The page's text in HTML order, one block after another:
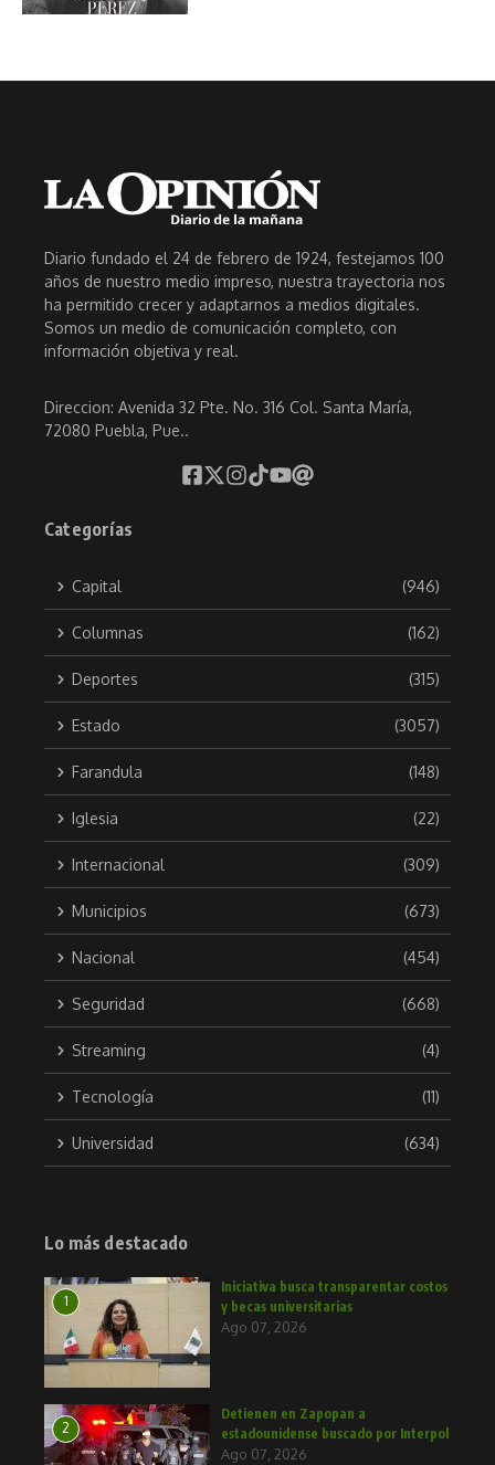
Diario fundado el 24 de febrero de 1924, festejamos 100
años de nuestro medio impreso, nuestra trayectoria nos
ha permitido crecer y adaptarnos a medios digitales.
Somos un medio de comunicación completo, con
información objetiva y real.
Direccion: Avenida 32 Pte. No. 316 Col. Santa María,
72080 Puebla, Pue..
Categorías
Capital (946)
Columnas (162)
Deportes (315)
Estado (3057)
Farandula (148)
Iglesia (22)
Internacional (309)
Municipios (673)
Nacional (454)
Seguridad (668)
Streaming (4)
Tecnología (11)
Universidad (634)
Lo más destacado
1
Iniciativa busca transparentar costos
y becas universitarias
Ago 07, 2026
2
Detienen en Zapopan a
estadounidense buscado por Interpol
Ago 07, 2026